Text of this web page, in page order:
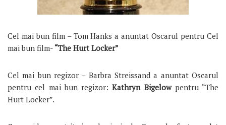
Cel mai bun film – Tom Hanks a anuntat Oscarul pentru Cel
mai bun film- “The Hurt Locker”
Cel mai bun regizor – Barbra Streissand a anuntat Oscarul
pentru cel mai bun regizor:Kathryn Bigelowpentru “The
Hurt Locker”.